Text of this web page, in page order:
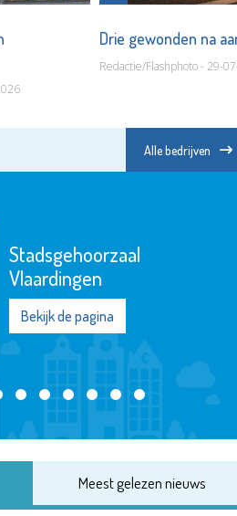
Drie gewonden na
Redactie/Flashphoto - 29-
Alle bedrijven
Stadsgehoorzaal
Vlaardingen
Bekijk de pagina
Meest gelezen nieuws